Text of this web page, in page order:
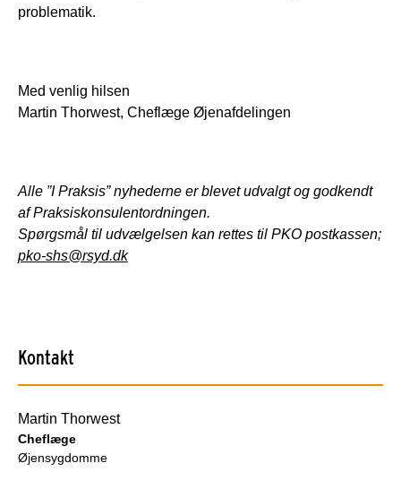
problematik.
Med venlig hilsen
Martin Thorwest, Cheflæge Øjenafdelingen
Alle ”I Praksis” nyhederne er blevet udvalgt og godkendt
af Praksiskonsulentordningen.
Spørgsmål til udvælgelsen kan rettes til PKO postkassen;
pko-shs@rsyd.dk
Kontakt
Martin Thorwest
Cheflæge
Øjensygdomme